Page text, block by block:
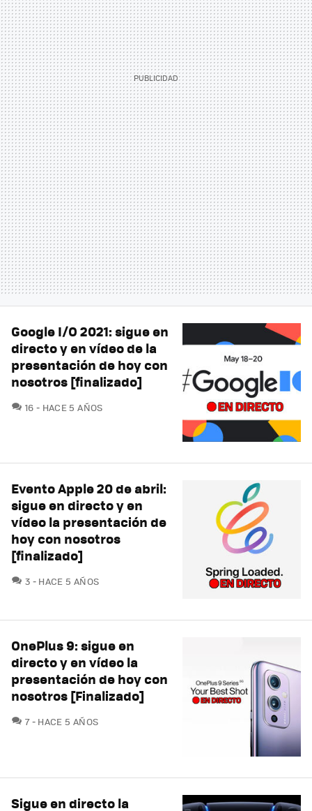
Google I/O 2021: sigue en
directo y en vídeo de la
presentación de hoy con
nosotros [finalizado]
16 COMENTARIOS
HACE 5 AÑOS
Evento Apple 20 de abril:
sigue en directo y en
vídeo la presentación de
hoy con nosotros
[finalizado]
3 COMENTARIOS
HACE 5 AÑOS
OnePlus 9: sigue en
directo y en vídeo la
presentación de hoy con
nosotros [Finalizado]
7COMENTARIOS
HACE 5 AÑOS
Sigue en directo la